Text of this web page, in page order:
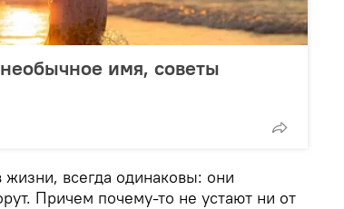
имя, советы
всегда одинаковы: они
Причем почему-то не устают ни от